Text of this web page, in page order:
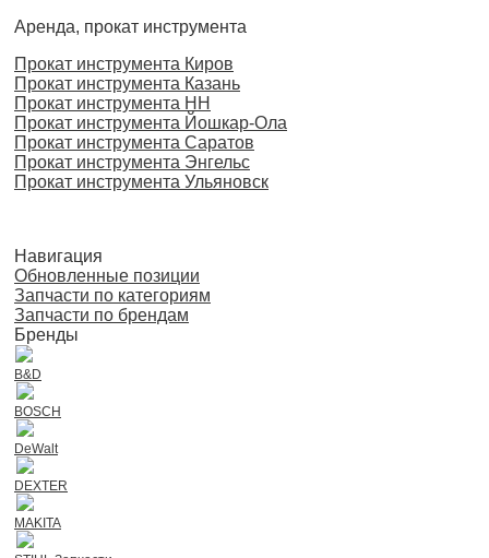
Аренда, прокат инструмента
Прокат инструмента Киров
Прокат инструмента Казань
Прокат инструмента НН
Прокат инструмента Йошкар-Ола
Прокат инструмента Саратов
Прокат инструмента Энгельс
Прокат инструмента Ульяновск
Навигация
Обновленные позиции
Запчасти по категориям
Запчасти по брендам
Бренды
B&D
BOSCH
DeWalt
DEXTER
MAKITA